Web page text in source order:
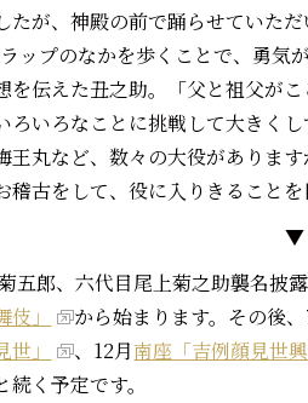
が、神殿の前で踊らせていただ
ップのなかを歩くことで、勇気
を伝えた丑之助。「父と祖父が
ろいろなことに挑戦して大きく
王丸など、数々の大役がありま
稽古をして、役に入りきること
▼
五郎、六代目尾上菊之助襲名披
伎」 から始まります。その後
」
、12月南座「吉例顔見世興
く予定です。